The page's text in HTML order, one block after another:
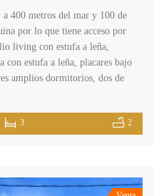
400 metros del mar y 100 de
por lo que tiene acceso por
living con estufa a leña,
con estufa a leña, placares bajo
amplios dormitorios, dos de
3 2